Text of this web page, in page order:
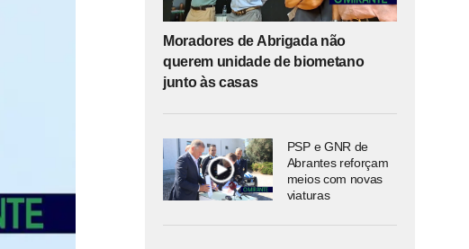
Moradores de Abrigada não
querem unidade de biometano
junto às casas
PSP e GNR de
Abrantes reforçam
meios com novas
viaturas